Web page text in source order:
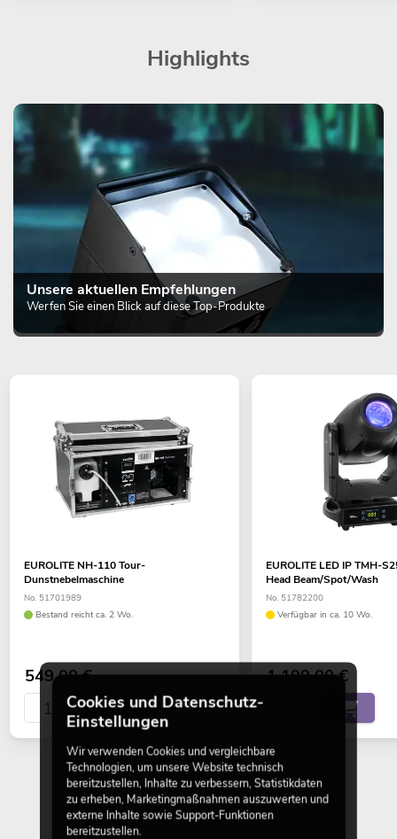
Highlights
Unsere aktuellen Empfehlungen
Werfen Sie einen Blick auf diese Top-Produkte
EUROLITE NH-110 Tour-
Dunstnebelmaschine
No. 51701989
Bestand reicht ca. 2 Wo.
549,00€
EUROLITE LED IP TMH-
Head Beam/Spot/Wash
No. 51782200
Verfügbar in ca. 10 Wo.
1.199,00€
Cookies und Datenschutz-
Einstellungen
Wir verwenden Cookies und vergleichbare
Technologien, um unsere Website technisch
bereitzustellen, Inhalte zu verbessern, Statistikdaten
zu erheben, Marketingmaßnahmen auszuwerten und
externe Inhalte sowie Support-Funktionen
bereitzustellen.